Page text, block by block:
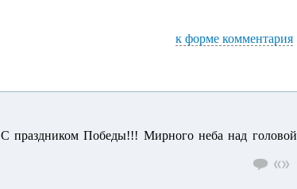
к форме комментария
С праздником Победы!!! Мирного неба над головой